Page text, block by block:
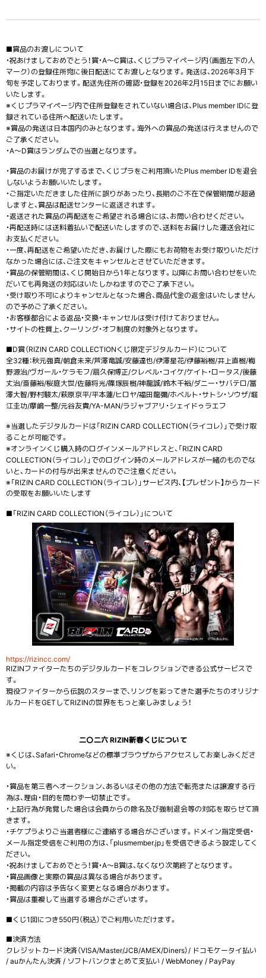
■賞品のお渡しについて
・祝あけましておめでとう！賞・A〜C賞は、くじプラマイページ内（画面左下の人
マーク）の登録住所宛に後日配送にてお渡しとなります。発送は、2026年3月下
旬を予定しております。配送先住所の確認・登録を2026年2月15日までにお願い
いたします。
※くじプラマイページ内で住所登録をされていない場合は、Plus member IDに登
録されている住所へ配送いたします。
※賞品の発送は日本国内のみとなります。海外への賞品の発送は行えませんので
ご了承ください。
・A～D賞はランダムでの当選となります。
・賞品のお届けが完了するまで、くじプラをご利用頂いたPlus member IDを退会
しないようお願いいたします。
・ご指定いただきました住所に誤りがあったり、長期のご不在で保管期間が超過
しますと、賞品は配送センターに返送されます。
・返送された賞品の再配送をご希望される場合には、お問い合わせください。
・再配送時には送料着払いで配送いたしますので、送料をお届けした運送会社に
お支払ください。
・一度、再配送をご希望いただき、お届けした際にもお荷物をお受け取りいただけ
なかった場合には、ご注文をキャンセルとさせていただきます。
・賞品の保管期間は、くじ開始日から1年となります。以降にお問い合わせをいた
だいても再発送の対応はいたしかねますのでご了承下さい。
・受け取り不可によりキャンセルとなった場合、商品代金の返金はいたしません
ので予めご了承ください。
・お客様都合による返品・交換・キャンセルは受け付けておりません。
・サイトの性質上、クーリング・オフ制度の対象外となります。
■D賞（RIZIN CARD COLLECTIONくじ限定デジタルカード）について
全32種：秋元強真/朝倉未来/芦澤竜誠/安藤達也/伊澤星花/伊藤裕樹/井上直樹/梅
野源治/ヴガール・ケラモフ/扇久保博正/クレベル・コイケ/ケイト・ロータス/後藤
丈治/斎藤裕/桜庭大世/佐藤将光/篠塚辰樹/神龍誠/鈴木千裕/ダニー・サバテロ/冨
澤大智/野村駿太/萩原京平/平本蓮/ヒロヤ/福田龍彌/ホベルト・サトシ・ソウザ/堀
江圭功/摩嶋一整/元谷友貴/YA-MAN/ラジャブアリ・シェイドゥラエフ
※当選したデジタルカードは「RIZIN CARD COLLECTION（ライコレ）」で受け取
ることが可能です。
※オンラインくじ購入時のログインメールアドレスと、「RIZIN CARD
COLLECTION（ライコレ）」でのログイン時のメールアドレスが一緒のものでな
いと、カードの付与が出来ませんのでご注意ください。
※「RIZIN CARD COLLECTION（ライコレ）」サービス内、【プレゼント】からカード
の受取をお願いいたします
■「RIZIN CARD COLLECTION（ライコレ）」について
https://rizincc.com/
RIZINファイターたちのデジタルカードをコレクションできる公式サービスで
す。
現役ファイターから伝説のスターまで、リングを彩ってきた選手たちのオリジナ
ルカードをGETしてRIZINの世界をもっと楽しみましょう！
二〇二六 RIZIN新春くじについて
※くじは、Safari・Chromeなどの標準ブラウザからアクセスしてお楽しみくださ
い。
・賞品を第三者へオークション、あるいはその他の方法で転売または譲渡する行
為は、理由・目的を問わず一切禁止です。
・上記行為が発覚した場合は会員からの除名及び強制退会等の対応を取らせて頂
きます。
・チケプラよりご当選者様にご連絡する場合がございます。ドメイン指定受信・
メール指定受信をご利用の方は、「plusmember.jp」を受信できるよう設定してく
ださい。
・祝あけましておめでとう！賞・A〜B賞は、なくなり次第終了となります。
・賞品画像と実際の賞品は異なる場合があります。
・掲載の内容は予告なく変更となる場合があります。
・賞品は重複して当選する場合がございます。
■くじ1回につき550円（税込）でご利用いただけます。
■決済方法
クレジットカード決済（VISA/Master/JCB/AMEX/Diners）/ ドコモケータイ払い
/ auかんたん決済 / ソフトバンクまとめて支払い / WebMoney / PayPay